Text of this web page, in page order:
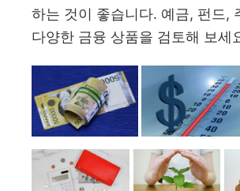
하는 것이 좋습니다. 예금, 펀드,
다양한 금융 상품을 검토해 보세